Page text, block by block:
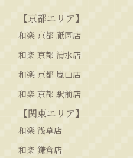
【京都エリア】
和楽 京都 祇園店
和楽 京都 清水店
和楽 京都 嵐山店
和楽 京都 駅前店
【関東エリア】
和楽 浅草店
和楽 鎌倉店